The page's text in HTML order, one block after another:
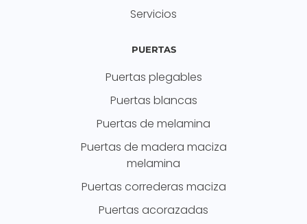
Servicios
PUERTAS
Puertas plegables
Puertas blancas
Puertas de melamina
Puertas de madera maciza
melamina
Puertas correderas maciza
Puertas acorazadas